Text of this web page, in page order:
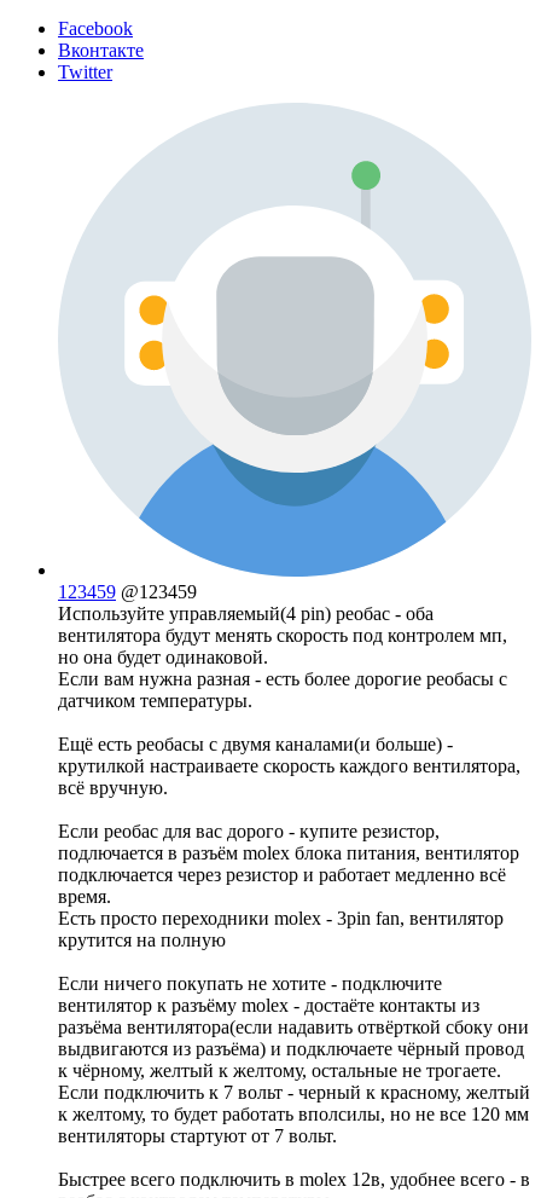
Facebook
Вконтакте
Twitter
123459 @123459
Используйте управляемый(4 pin) реобас - оба
вентилятора будут менять скорость под контролем мп,
но она будет одинаковой.
Если вам нужна разная - есть более дорогие реобасы с
датчиком температуры.
Ещё есть реобасы с двумя каналами(и больше) -
крутилкой настраиваете скорость каждого вентилятора,
всё вручную.
Если реобас для вас дорого - купите резистор,
подлючается в разъём molex блока питания, вентилятор
подключается через резистор и работает медленно всё
время.
Есть просто переходники molex - 3pin fan, вентилятор
крутится на полную
Если ничего покупать не хотите - подключите
вентилятор к разъёму molex - достаёте контакты из
разъёма вентилятора(если надавить отвёрткой сбоку они
выдвигаются из разъёма) и подключаете чёрный провод
к чёрному, желтый к желтому, остальные не трогаете.
Если подключить к 7 вольт - черный к красному, желтый
к желтому, то будет работать вполсилы, но не все 120 мм
вентиляторы стартуют от 7 вольт.
Быстрее всего подключить в molex 12в, удобнее всего - в